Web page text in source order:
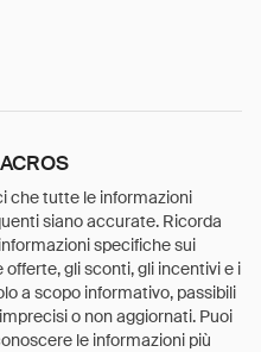
che tutte le informazioni
siano accurate. Ricorda
specifiche sui
gli sconti, gli incentivi e i
a scopo informativo, passibili
o non aggiornati. Puoi
le informazioni più